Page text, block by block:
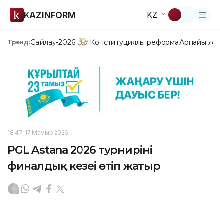
KAZINFORM KZ
Тренд:Сайлау-2026 Конституциялық реформаАрнайы
18:47, 17 Мамыр 2026
PGL Astana 2026 турнирінің
финалдық кезеңі өтіп жатыр